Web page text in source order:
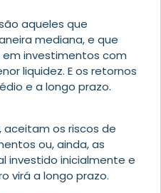
aqueles que
mediana, e que
em investimentos com
liquidez. E os retornos
e a longo prazo.
aceitam os riscos de
ou, ainda, as
investido inicialmente e
virá a longo prazo.